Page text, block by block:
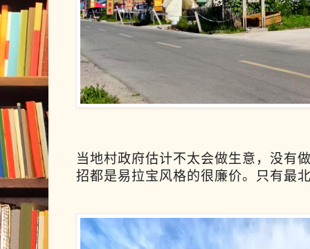
当地村政府估计不太会做生意，没有
招都是易拉宝风格的很廉价。只有最